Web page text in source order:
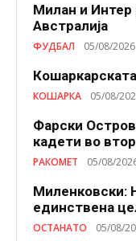
Милан и Интер
Австралија
ФУДБАЛ 05/08/2026
КОШАРКА 05/08/
Фарски
кадети во
РАКОМЕТ 05/08/
Миленковски:
единствена
ОСТАНАТО 05/08/